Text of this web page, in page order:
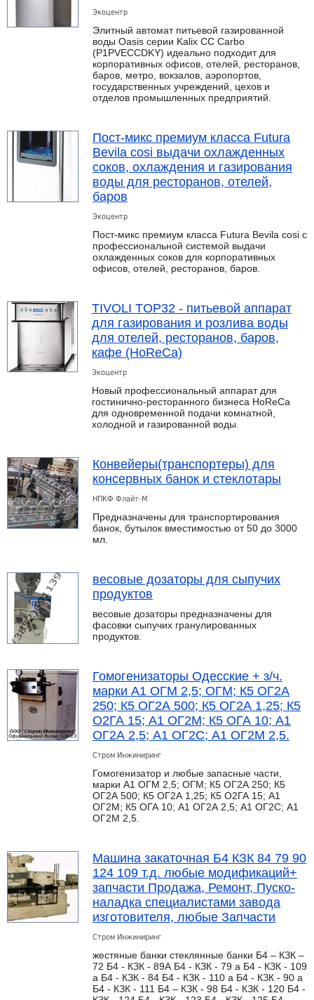
Экоцентр
Элитный автомат питьевой газированной
воды Oasis серии Kalix CC Carbo
(P1PVECCDKY) идеально подходит для
корпоративных офисов, отелей, ресторанов,
баров, метро, вокзалов, аэропортов,
государственных учреждений, цехов и
отделов промышленных предприятий.
Пост-микс премиум класса Futura
Bevila cosi выдачи охлажденных
соков, охлаждения и газирования
воды для ресторанов, отелей,
баров
Экоцентр
Пост-микс премиум класса Futura Bevila cosi с
профессиональной системой выдачи
охлажденных соков для корпоративных
офисов, отелей, ресторанов, баров.
TIVOLI TOP32 - питьевой аппарат
для газирования и розлива воды
для отелей, ресторанов, баров,
кафе (HoReCa)
Экоцентр
Новый профессиональный аппарат для
гостинично-ресторанного бизнеса HoReCa
для одновременной подачи комнатной,
холодной и газированной воды.
Конвейеры(транспортеры) для
консервных банок и стеклотары
НПКФ Флайт-М
Предназначены для транспортирования
банок, бутылок вместимостью от 50 до 3000
мл.
весовые дозаторы для сыпучих
продуктов
весовые дозаторы предназначены для
фасовки сыпучих гранулированных
продуктов.
Гомогенизаторы Одесские + з/ч.
марки А1 ОГМ 2,5; ОГМ; К5 ОГ2А
250; К5 ОГ2А 500; К5 ОГ2А 1,25; К5
О2ГА 15; А1 ОГ2М; К5 ОГА 10; А1
ОГ2А 2,5; А1 ОГ2С; А1 ОГ2M 2,5.
Стром Инжиниринг
Гомогенизатор и любые запасные части,
марки А1 ОГМ 2,5; ОГМ; К5 ОГ2А 250; К5
ОГ2А 500; К5 ОГ2А 1,25; К5 О2ГА 15; А1
ОГ2М; К5 ОГА 10; А1 ОГ2А 2,5; А1 ОГ2С; А1
ОГ2M 2,5.
Машина закаточная Б4 КЗК 84 79 90
124 109 т.д. любые модификаций+
запчасти Продажа, Ремонт, Пуско-
наладка специалистами завода
изготовителя, любые Запчасти
Стром Инжиниринг
жестяные банки стеклянные банки Б4 – КЗК –
72 Б4 - КЗК - 89А Б4 - КЗК - 79 а Б4 - КЗК - 109
а Б4 - КЗК - 84 Б4 - КЗК - 110 а Б4 - КЗК - 90 а
Б4 - КЗК - 111 Б4 – КЗК - 98 Б4 - КЗК - 120 Б4 -